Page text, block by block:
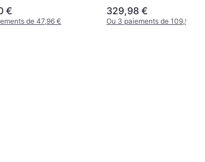
€
de 47,96 €
329,98 €
Ou 3 paiements de 109,99 €